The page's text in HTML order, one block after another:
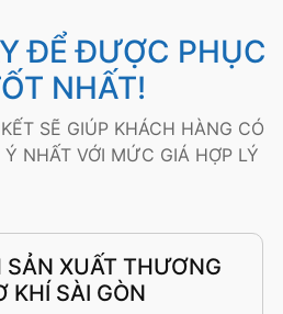
ĐỂ ĐƯỢC PHỤC
NHẤT!
SẼ GIÚP KHÁCH HÀNG CÓ
NHẤT VỚI MỨC GIÁ HỢP LÝ
XUẤT THƯƠNG
KHÍ SÀI GÒN